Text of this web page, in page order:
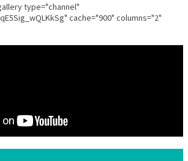
type="channel"
cache="900" columns="2"